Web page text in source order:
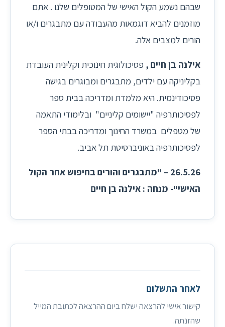
שבהם נשמע הקול האישי של המטופלים שלנו . אתם
מוזמנים להביא דוגמאות מהעבודה עם מתבגרים ו/או
הורים למצבים אלה.
אילנה בן חיים , פסיכולוגית חינוכית וקלינית העובדת
בקליניקה עם ילדים, מתבגרים ומבוגרים בגישה
פסיכודינמית. היא מלמדת ומדריכה בבית ספר
לפסיכותרפיה "יישומים קליניים" ובלימודי התאמה
של מטפלים במשרד החינוך ומדריכה בבתי הספר
לפסיכותרפיה באוניברסיטת תל אביב.
26.5.26
– "מתבגרים והורים בחיפוש אחר הקול
האישי"- מנחה : אילנה בן חיים
לאחר התשלום
קישור אישי להרצאה ישלח ביום ההרצאה לכתובת המייל
שהזנתה.